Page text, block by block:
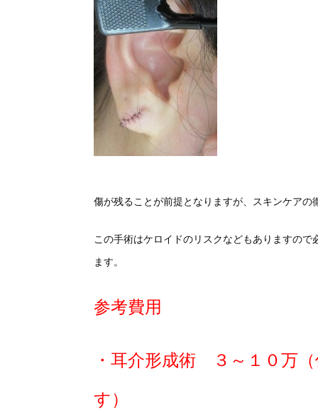
傷が残ることが前提となりますが、スキンケア
この手術はケロイドのリスクなどもありますの
ます。
参考費用
・耳介形成術 ３～１０万
す）